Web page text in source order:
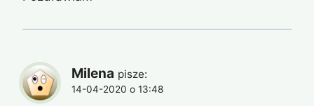
Milena pisze:
14-04-2020 o 13:48